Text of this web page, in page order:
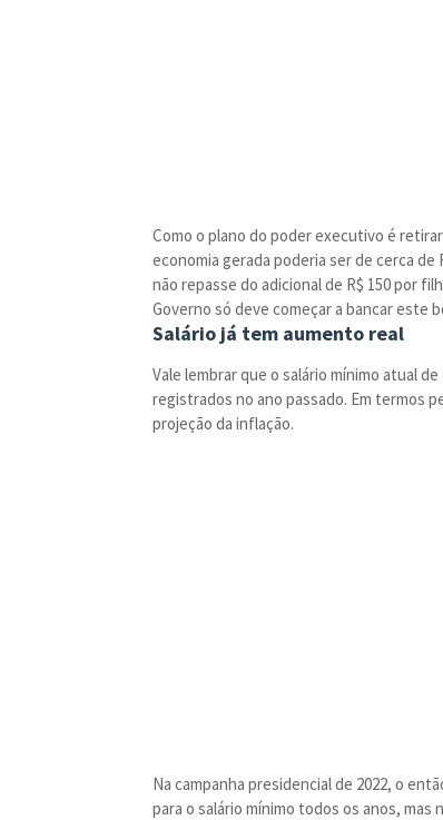
Como o plano do poder executivo é
economia gerada poderia ser de cerca
não repasse do adicional de R$ 150 por
Governo só deve começar a bancar este
Salário já tem aumento real
Vale lembrar que o salário mínimo atual
registrados no ano passado. Em termos
projeção da inflação.
Na campanha presidencial de 2022, o
para o salário mínimo todos os anos,